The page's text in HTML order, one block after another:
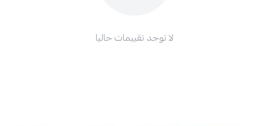
لا توجد تقييمات حاليا